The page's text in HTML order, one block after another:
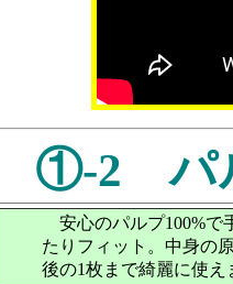
①-2 パ
安心のパルプ100%で
たりフィット。中身の
後の1枚まで綺麗に使え